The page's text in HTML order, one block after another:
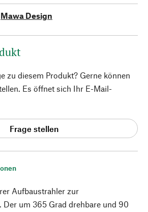
Aufbaustrahler zur
Der um 365 Grad drehbare und 90
Mawa Design
zu diesem Produkt? Gerne können
Es öffnet sich Ihr E-Mail-
Frage stellen